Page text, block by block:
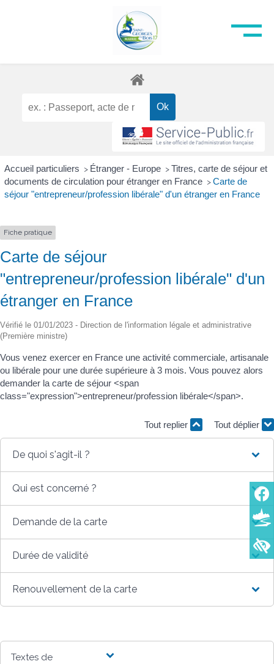
Accueil particuliers > Étranger - Europe > Titres, carte de séjour et
documents de circulation pour étranger en France > Carte de
séjour "entrepreneur/profession libérale" d'un étranger en France
Fiche pratique
Carte de séjour
"entrepreneur/profession libérale" d'un
étranger en France
Vérifié le 01/01/2023 - Direction de l'information légale et administrative
(Première ministre)
Vous venez exercer en France une activité commerciale, artisanale
ou libérale pour une durée supérieure à 3 mois. Vous pouvez alors
demander la carte de séjour <span
class="expression">entrepreneur/profession libérale</span>.
Tout replier Tout déplier
De quoi s'agit-il ?
Qui est concerné ?
Demande de la carte
Durée de validité
Renouvellement de la carte
Textes de